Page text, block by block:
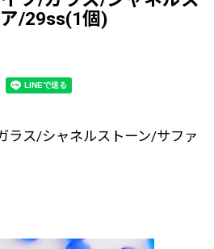
/29ss(1個)
ラス/シャネルストーン/サファ